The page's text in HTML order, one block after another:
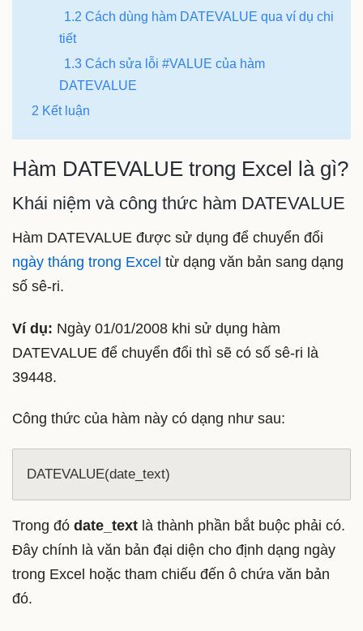
1.2 Cách dùng hàm DATEVALUE qua ví dụ chi
tiết
1.3 Cách sửa lỗi #VALUE của hàm
DATEVALUE
2 Kết luận
Hàm DATEVALUE trong Excel là gì?
Khái niệm và công thức hàm DATEVALUE
Hàm DATEVALUE được sử dụng để chuyển đổi
ngày tháng trong Excel từ dạng văn bản sang dạng
số sê-ri.
Ví dụ: Ngày 01/01/2008 khi sử dụng hàm
DATEVALUE để chuyển đổi thì sẽ có số sê-ri là
39448.
Công thức của hàm này có dạng như sau:
DATEVALUE(date_text)
Trong đó date_text là thành phần bắt buộc phải có.
Đây chính là văn bản đại diện cho định dạng ngày
trong Excel hoặc tham chiếu đến ô chứa văn bản
đó.